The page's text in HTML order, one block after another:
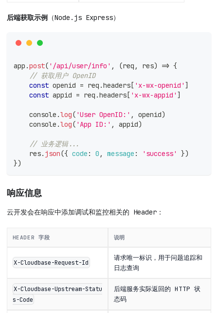
后端获取示例 （Node.js Express）
app .post( '/api/user/info' , (req , res) => {
// 获取用户 OpenID
const openid = req .headers [ 'x-wx-openid' ]
const appid = req .headers [ 'x-wx-appid' ]
console .log( 'User OpenID:' , openid)
console .log( 'App ID:' , appid)
// 业务逻辑...
    res
. json({ code : 0 , message : 'success' })
})
响应信息
云开发会在响应中添加调试和监控相关的 Header：
HEADER 字段 说明
X-Cloudbase-Request-Id
请求唯一标识，用于问题追踪和
日志查询
X-Cloudbase-Upstream-Statu
s-Code
后端服务实际返回的 HTTP 状
态码